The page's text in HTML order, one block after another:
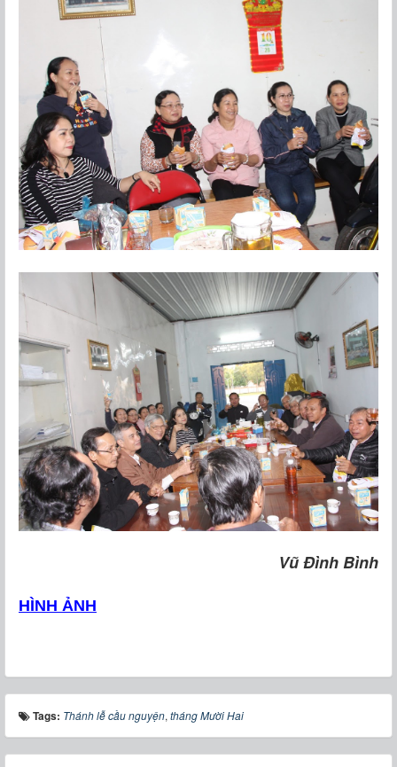
Vũ Đình Bình
HÌNH ẢNH
Tags: Thánh lễ cầu nguyện, tháng Mười Hai